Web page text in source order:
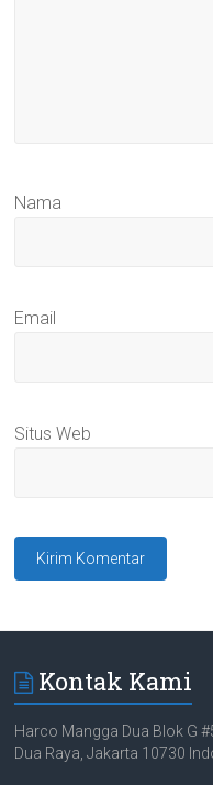
Nama
Email
Situs Web
Kontak Kami
Harco Mangga Dua Blok G
Dua Raya, Jakarta 10730